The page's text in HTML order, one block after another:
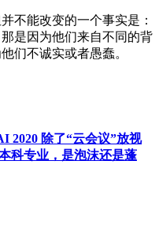
能改变的一个事实是：
是因为他们来自不同的背
们不诚实或者愚蠢。
2020 除了“云会议”放视
科专业，是泡沫还是蓬